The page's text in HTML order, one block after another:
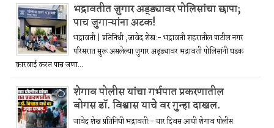
भद्रावतीत जुगार अड्ड्यावर पोलिसांचा छापा;
पाच जुगाऱ्यांना अटक!
भद्रावती | प्रतिनिधी ,जावेद शेख:- भद्रावती शहरातील पाटील नगर
परिसरात सुरू असलेल्या जुगार अड्ड्यावर भद्रावती पोलिसांनी धडक
कारवाई करत पाच जणा...
शेगाव पोलीस यांचा गर्भपात प्रकरणातील
बोगस डॉ. विश्वास याचे वर गुन्हा दाखल.
जावेद शेख प्रतिनिधी भद्रावती:- चार दिवस आधी शेगाव पोलीस